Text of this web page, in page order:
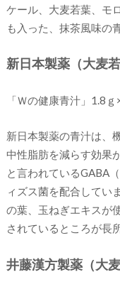
ケール、大麦若葉、モ
も入った、抹茶風味の
新日本製薬（大麦
「Ｗの健康青汁」1.8
新日本製薬の青汁は、
中性脂肪を減らす効果
と言われているGABA
ィズス菌を配合してい
の葉、玉ねぎエキスが
されているところが長
井藤漢方製薬（大